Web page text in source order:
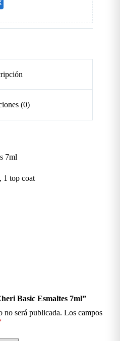
(0)
7ml
1 top coat
Basic Esmaltes 7ml”
no será publicada. Los campos